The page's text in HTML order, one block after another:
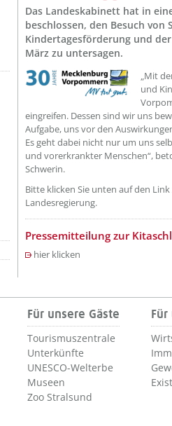
Das Landeskabinett hat in
beschlossen, den Besuch
Kindertagesförderung und
März zu untersagen.
„Mit
und
eingreifen. Dessen sind wir uns
Aufgabe, uns vor den
Es geht dabei nicht nur um uns
und vorerkrankter Menschen“,
Schwerin.
Bitte klicken Sie unten auf den
Landesregierung.
Pressemitteilung zur
hier klicken
Für unsere Gäste
Tourismuszentrale
Unterkünfte
UNESCO-Welterbe
Museen
Zoo Stralsund